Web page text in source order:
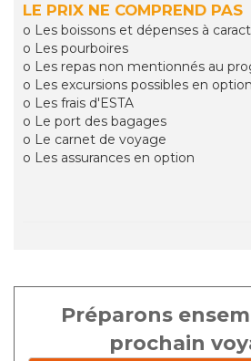
LE PRIX NE COMPREND PAS
o Les boissons et dépenses à
o Les pourboires
o Les repas non mentionnés au
o Les excursions possibles en option
o Les frais d'ESTA
o Le port des bagages
o Le carnet de voyage
o Les assurances en option
Préparons
prochain